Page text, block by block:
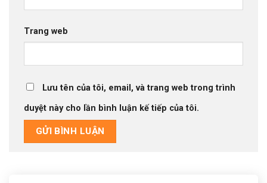
Trang web
Lưu tên của tôi, email, và trang web trong trình
duyệt này cho lần bình luận kế tiếp của tôi.